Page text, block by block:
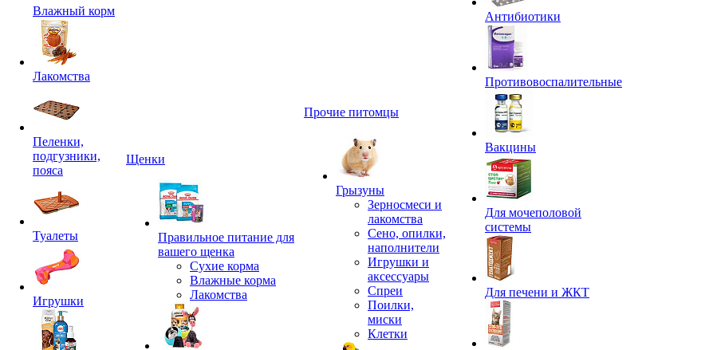
Влажный корм
Лакомства
Пеленки,
подгузники,
пояса
Туалеты
Игрушки
Щенки
Правильное питание для
вашего щенка
Сухие корма
Влажные корма
Лакомства
Прочие питомцы
Грызуны
Зерносмеси и
лакомства
Сено, опилки,
наполнители
Игрушки и
аксессуары
Спреи
Поилки,
миски
Клетки
Антибиотики
Противовоспалительные
Вакцины
Для мочеполовой
системы
Для печени и ЖКТ